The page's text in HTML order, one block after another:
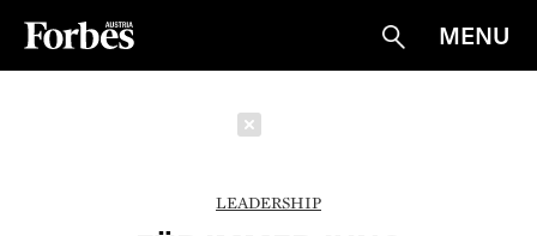
Suche
MENU
LEADERSHIP